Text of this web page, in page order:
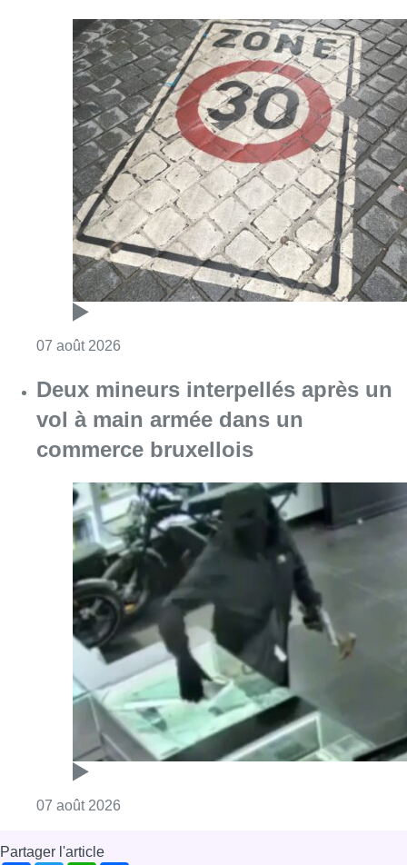
07 août 2026
Deux mineurs interpellés après un
vol à main armée dans un
commerce bruxellois
07 août 2026
Partager l'article